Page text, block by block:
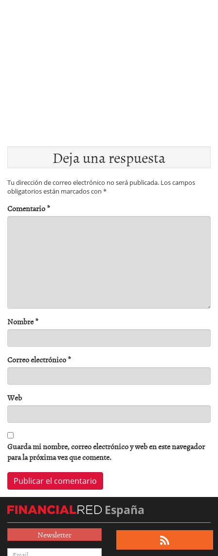
Deja una respuesta
Tu dirección de correo electrónico no será publicada. Los campos
obligatorios están marcados con *
Comentario*
Nombre*
Correo electrónico*
Web
Guarda mi nombre, correo electrónico y web en este navegador
para la próxima vez que comente.
España
Newsletter